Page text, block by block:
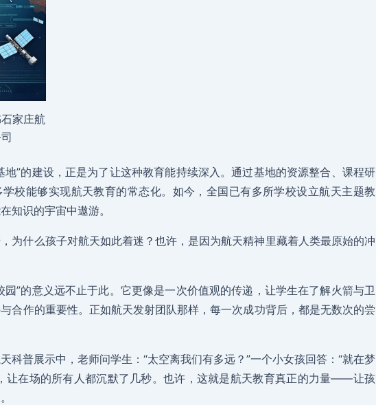
家庄航
地”的建设，正是为了让这种教育能持续深入。通过基地的资源整合、课程研
校能够实现航天教育的常态化。如今，全国已有多所学校设立航天主题教
知识的宇宙中遨游。
为什么孩子对航天如此着迷？也许，是因为航天精神里藏着人类最原始的冲
园”的意义远不止于此。它更像是一次价值观的传递，让学生在了解火箭与卫
合作的重要性。正如航天发射团队那样，每一次成功背后，都是无数次的尝
科普展示中，老师问学生：“太空离我们有多远？”一个小女孩回答：“就在梦
让在场的所有人都沉默了几秒。也许，这就是航天教育真正的力量——让孩